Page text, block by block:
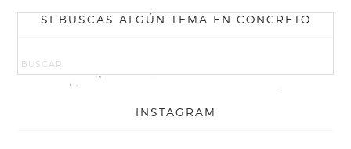
SI BUSCAS ALGÚN TEMA EN CONCRETO
INSTAGRAM